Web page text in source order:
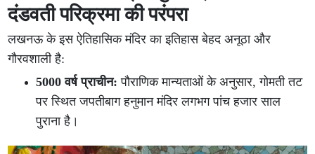
दंडवती परिक्रमा की परंपरा
लखनऊ के इस ऐतिहासिक मंदिर का इतिहास बेहद अनूठा और
गौरवशाली है:
5000 वर्ष प्राचीन: पौराणिक मान्यताओं के अनुसार, गोमती तट
पर स्थित जपतीबाग हनुमान मंदिर लगभग पांच हजार साल
पुराना है।